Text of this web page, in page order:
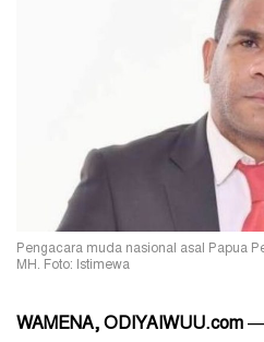
Pengacara muda nasional asal Papua
MH. Foto: Istimewa
WAMENA, ODIYAIWUU.com —